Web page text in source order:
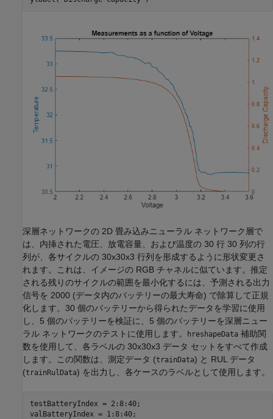
深層ネットワークの 2D 畳み込みニューラル ネットワーク層で
は、内挿された電圧、放電容量、および温度の 30 行 30 列の行
列が、各サイクルの 30x30x3 行列を形成するように形状変更さ
れます。これは、イメージの RGB チャネルに似ています。推定
される残りのサイクルの範囲を最小化するには、予測される出力
信号を 2000 (データ内のバッテリーの最大寿命) で除算して正規
化します。30 個のバッテリーから得られたデータを学習に使用
し、5 個のバッテリーを検証に、5 個のバッテリーを深層ニュー
ラル ネットワークのテストに使用します。
hreshapeData 補助関
数を使用して、各ラベルの 30x30x3 データ セットをすべて作成
します。この関数は、測定データ (trainData) と RUL データ
(trainRulData) を出力し、各ケースのラベルとして使用します。
testBatteryIndex = 2:8:40;
valBatteryIndex = 1:8:40;